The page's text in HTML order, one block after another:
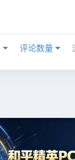
评论数量